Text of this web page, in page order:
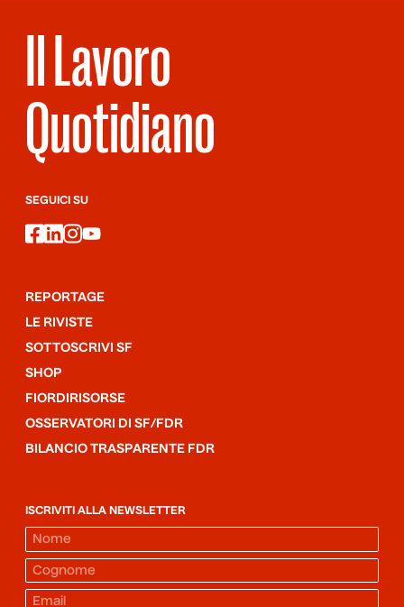
Il Lavoro
Quotidiano
SEGUICI SU
facebook
linkedin
instagram
youtube
REPORTAGE
LE RIVISTE
SOTTOSCRIVI SF
SHOP
FIORDIRISORSE
OSSERVATORI DI SF/FDR
BILANCIO TRASPARENTE FDR
ISCRIVITI ALLA NEWSLETTER